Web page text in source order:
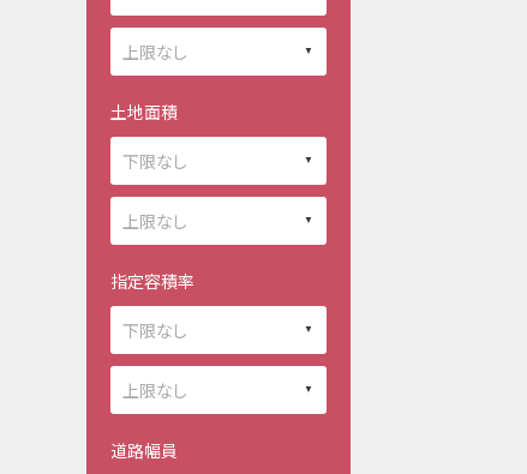
土地面積
指定容積率
道路幅員